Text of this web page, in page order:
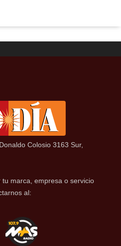
Colosio 3163 Sur,
marca, empresa o servicio
al: